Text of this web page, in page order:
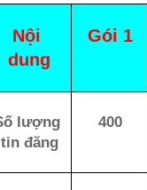
Nội
dung
Gói 1
lượng
tin đăng
400